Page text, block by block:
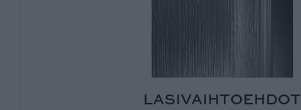
LASIVAIHTOEHDOT